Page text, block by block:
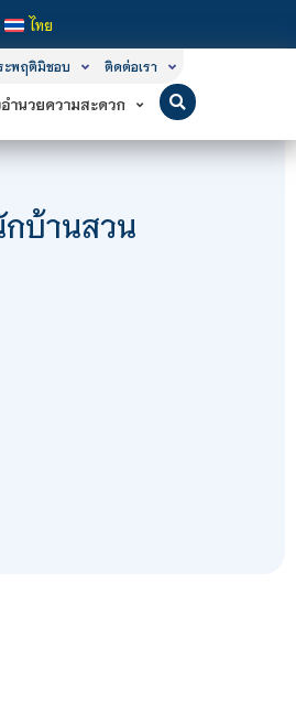
การสอน 3 ระดับ คือ ระดับประกาศนียบัตรวิชา
ไทย
ะพฤติมิชอบ ติดต่อเรา
ำนวยความสะดวก
บ้านสวน